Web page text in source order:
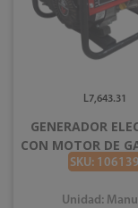
GENERADOR
CON MOTOR DE
4 TIEMPOS
SKU: 106139
L7,643.31
Unidad: